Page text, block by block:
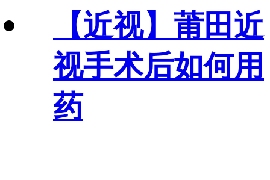
【近视】 莆田近
视手术后如何用
药